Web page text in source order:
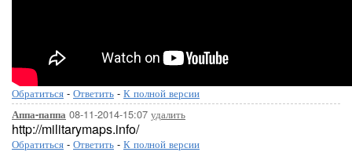
Обратиться - Ответить - К полной версии
Аппа-паппа 08-11-2014-15:07 удалить
http://militarymaps.info/
Обратиться - Ответить - К полной версии